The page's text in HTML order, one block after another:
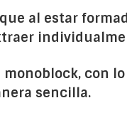
al estar
con
sencilla.